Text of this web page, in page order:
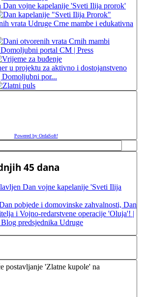
vojne kapelanije 'Sveti Ilija prorok'
vrata Udruge Crne mambe i edukativna
portal CM | Press
u projektu za aktivno i dostojanstveno
Domoljubni por...
Powered by OrdaSoft!
45 dana
Dan vojne kapelanije 'Sveti Ilija
pobjede i domovinske zahvalnosti, Dan
i Vojno-redarstvene operacije 'Oluja'! |
predsjednika Udruge
postavljanje 'Zlatne kupole' na